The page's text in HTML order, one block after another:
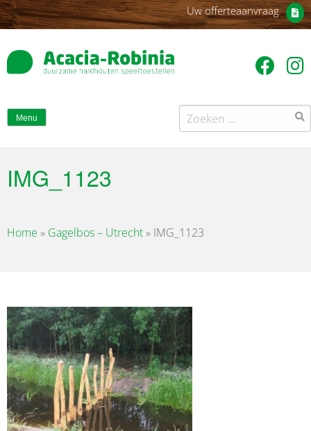
Uw offerteaanvraag
Menu
Zoeken
naar:
IMG_1123
Home » Gagelbos – Utrecht» IMG_1123